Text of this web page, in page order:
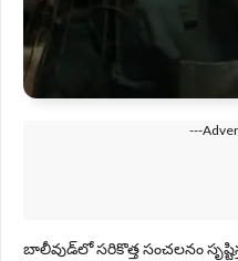
---
బాలీవుడ్‌లో సరికొత్త సంచలనం